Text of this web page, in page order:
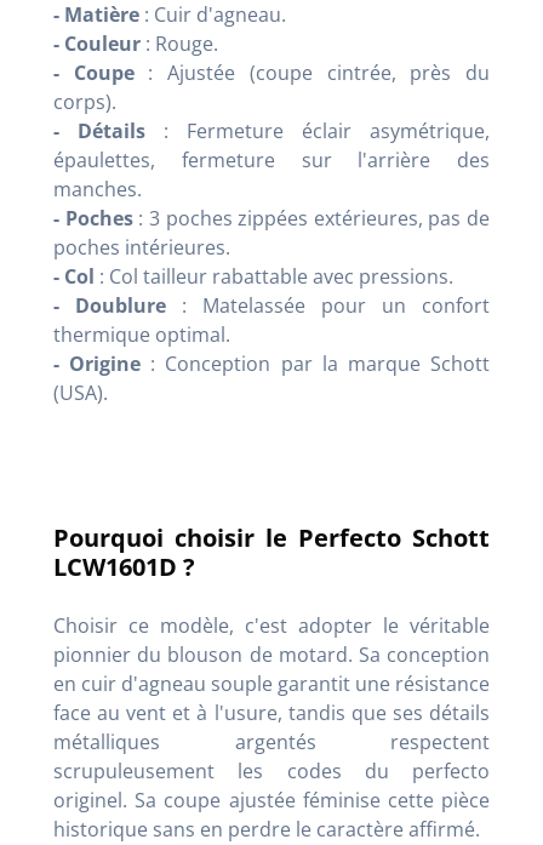
- Matière : Cuir d'agneau.
- Couleur : Rouge.
- Coupe: Ajustée (coupe cintrée, près du
corps).
- Détails : Fermeture éclair asymétrique,
épaulettes, fermeture sur l'arrière des
manches.
- Poches : 3 poches zippées extérieures, pas de
poches intérieures.
- Col : Col tailleur rabattable avec pressions.
- Doublure : Matelassée pour un confort
thermique optimal.
- Origine : Conception par la marque Schott
(USA).
Pourquoi choisir le Perfecto Schott
LCW1601D ?
Choisir ce modèle, c'est adopter le véritable
pionnier du blouson de motard. Sa conception
en cuir d'agneau souple garantit une résistance
face au vent et à l'usure, tandis que ses détails
métalliques argentés respectent
scrupuleusement les codes du perfecto
originel. Sa coupe ajustée féminise cette pièce
historique sans en perdre le caractère affirmé.